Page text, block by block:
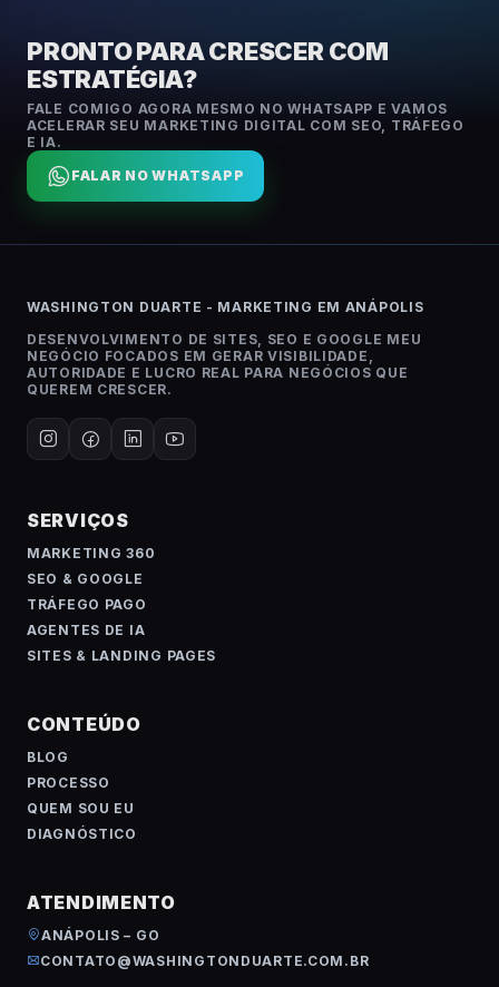
PRONTO PARA CRESCER COM
ESTRATÉGIA?
FALE COMIGO AGORA MESMO NO WHATSAPP E VAMOS
ACELERAR SEU MARKETING DIGITAL COM SEO, TRÁFEGO
E IA.
FALAR NO WHATSAPP
WASHINGTON DUARTE - MARKETING EM ANÁPOLIS
DESENVOLVIMENTO DE SITES, SEO E GOOGLE MEU
NEGÓCIO FOCADOS EM GERAR VISIBILIDADE,
AUTORIDADE E LUCRO REAL PARA NEGÓCIOS QUE
QUEREM CRESCER.
SERVIÇOS
MARKETING 360
SEO & GOOGLE
TRÁFEGO PAGO
AGENTES DE IA
SITES & LANDING PAGES
CONTEÚDO
BLOG
PROCESSO
QUEM SOU EU
DIAGNÓSTICO
ATENDIMENTO
ANÁPOLIS – GO
CONTATO@WASHINGTONDUARTE.COM.BR